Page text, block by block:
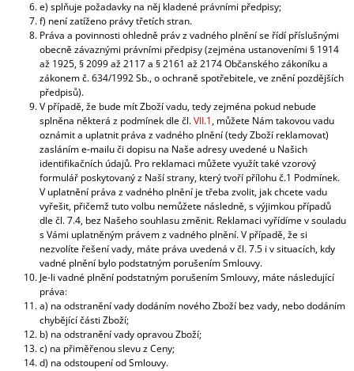
e) splňuje požadavky na něj kladené právními předpisy;
f) není zatíženo právy třetích stran.
Práva a povinnosti ohledně práv z vadného plnění se řídí příslušnými
obecně závaznými právními předpisy (zejména ustanoveními § 1914
až 1925, § 2099 až 2117 a § 2161 až 2174 Občanského zákoníku a
zákonem č. 634/1992 Sb., o ochraně spotřebitele, ve znění pozdějších
předpisů).
V případě, že bude mít Zboží vadu, tedy zejména pokud nebude
splněna některá z podmínek dle čl.VII.1, můžete Nám takovou vadu
oznámit a uplatnit práva z vadného plnění (tedy Zboží reklamovat)
zasláním e-mailu či dopisu na Naše adresy uvedené u Našich
identifikačních údajů. Pro reklamaci můžete využít také vzorový
formulář poskytovaný z Naší strany, který tvoří přílohu č.1 Podmínek.
V uplatnění práva z vadného plnění je třeba zvolit, jak chcete vadu
vyřešit, přičemž tuto volbu nemůžete následně, s výjimkou případů
dle čl. 7.4, bez Našeho souhlasu změnit. Reklamaci vyřídíme v souladu
s Vámi uplatněným právem z vadného plnění. V případě, že si
nezvolíte řešení vady, máte práva uvedená v čl. 7.5 i v situacích, kdy
vadné plnění bylo podstatným porušením Smlouvy.
Je-li vadné plnění podstatným porušením Smlouvy, máte následující
práva:
a) na odstranění vady dodáním nového Zboží bez vady, nebo dodáním
chybějící části Zboží;
b) na odstranění vady opravou Zboží;
c) na přiměřenou slevu z Ceny;
d) na odstoupení od Smlouvy.